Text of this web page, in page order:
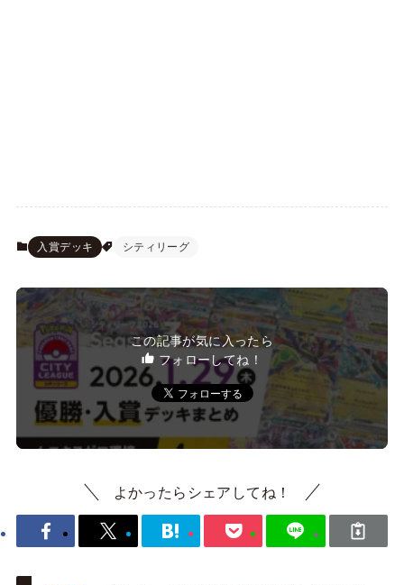
入賞デッキ シティリーグ
この記事が気に入ったら
フォローしてね！
よかったらシェアしてね！